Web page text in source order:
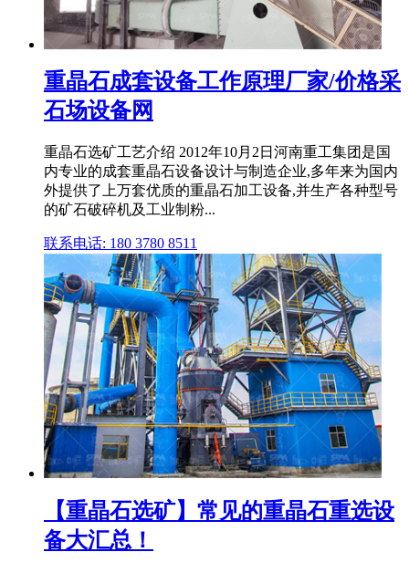
重晶石成套设备工作原理厂家/价格采
石场设备网
重晶石选矿工艺介绍 2012年10月2日河南重工集团是国
内专业的成套重晶石设备设计与制造企业,多年来为国内
外提供了上万套优质的重晶石加工设备,并生产各种型号
的矿石破碎机及工业制粉...
联系电话: 180 3780 8511
【重晶石选矿】常见的重晶石重选设
备大汇总！